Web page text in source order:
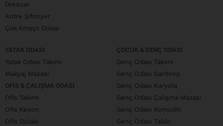
Dresuar
Antre Şifonyer
Çok Amaçlı Dolap
YATAK ODASI
Yatak Odası Takımı
Makyaj Masası
OFIS & ÇALIŞMA ODASI
Ofis Takımı
Ofis Keson
Ofis Dolabı
ÇOCUK & GENÇ ODASI
Genç Odası Takımı
Genç Odası Gardırop
Genç Odası Karyola
Genç Odası Çalışma Masası
Genç Odası Komodin
Genç Odası Tablo